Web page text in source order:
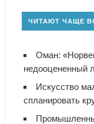
ЧИТАЮТ ЧАЩЕ
Оман:
недооцененный
Искусство
спланировать